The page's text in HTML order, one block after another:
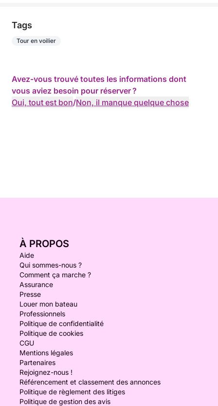
Tags
Tour en voilier
Avez-vous trouvé toutes les informations dont
vous aviez besoin pour réserver ?
Oui, tout est bon/Non, il manque quelque chose
À PROPOS
Aide
Qui sommes-nous ?
Comment ça marche ?
Assurance
Presse
Louer mon bateau
Professionnels
Politique de confidentialité
Politique de cookies
CGU
Mentions légales
Partenaires
Rejoignez-nous !
Référencement et classement des annonces
Politique de règlement des litiges
Politique de gestion des avis